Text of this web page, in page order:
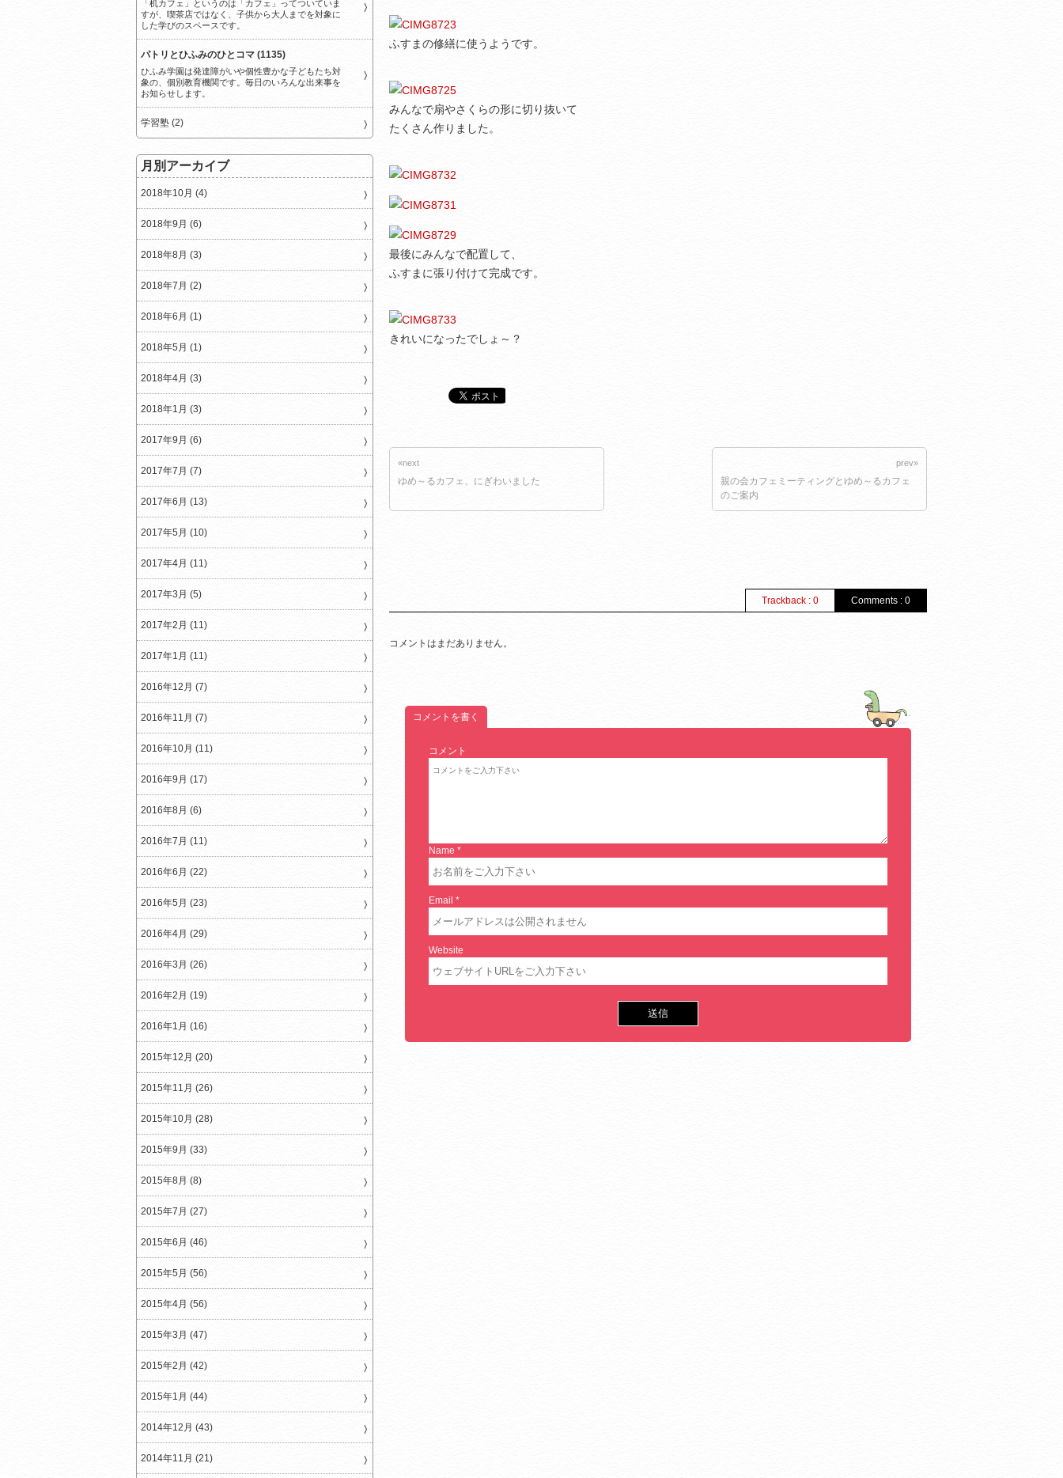
ふすまの修繕に使うようです。
みんなで扇やさくらの形に切り抜いて
たくさん作りました。
最後にみんなで配置して、
ふすまに張り付けて完成です。
きれいになったでしょ～？
«next
ゆめ～るカフェ、にぎわいました
prev»
親の会カフェミーティングとゆめ～るカフェ
のご案内
Comments : 0
Trackback : 0
コメントはまだありません。
コメントを書く
コメント
Name *
Email *
Website
「机カフェ」というのは「カフェ」ってついていま
すが、喫茶店ではなく、子供から大人までを対象に
した学びのスペースです。
パトリとひふみのひとコマ (1135)
ひふみ学園は発達障がいや個性豊かな子どもたち対
象の、個別教育機関です。毎日のいろんな出来事を
お知らせします。
学習塾 (2)
月別アーカイブ
2018年10月 (4)
2018年9月 (6)
2018年8月 (3)
2018年7月 (2)
2018年6月 (1)
2018年5月 (1)
2018年4月 (3)
2018年1月 (3)
2017年9月 (6)
2017年7月 (7)
2017年6月 (13)
2017年5月 (10)
2017年4月 (11)
2017年3月 (5)
2017年2月 (11)
2017年1月 (11)
2016年12月 (7)
2016年11月 (7)
2016年10月 (11)
2016年9月 (17)
2016年8月 (6)
2016年7月 (11)
2016年6月 (22)
2016年5月 (23)
2016年4月 (29)
2016年3月 (26)
2016年2月 (19)
2016年1月 (16)
2015年12月 (20)
2015年11月 (26)
2015年10月 (28)
2015年9月 (33)
2015年8月 (8)
2015年7月 (27)
2015年6月 (46)
2015年5月 (56)
2015年4月 (56)
2015年3月 (47)
2015年2月 (42)
2015年1月 (44)
2014年12月 (43)
2014年11月 (21)